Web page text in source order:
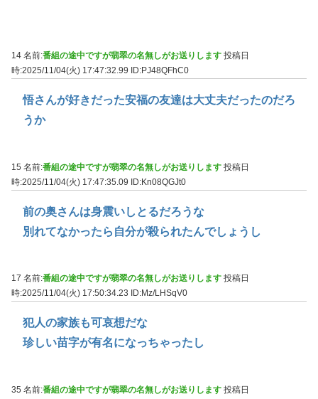
14 名前:番組の途中ですが翡翠の名無しがお送りします 投稿日
時:2025/11/04(火) 17:47:32.99
ID:PJ48QFhC0
悟さんが好きだった安福の友達は大丈夫だったのだろ
うか
15 名前:番組の途中ですが翡翠の名無しがお送りします 投稿日
時:2025/11/04(火) 17:47:35.09 ID:Kn08QGJt0
前の奥さんは身震いしとるだろうな
別れてなかったら自分が殺られたんでしょうし
17 名前:番組の途中ですが翡翠の名無しがお送りします 投稿日
時:2025/11/04(火) 17:50:34.23
ID:Mz/LHSqV0
犯人の家族も可哀想だな
珍しい苗字が有名になっちゃったし
35 名前:番組の途中ですが翡翠の名無しがお送りします 投稿日